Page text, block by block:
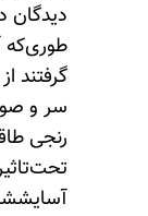
دیدگان
طوری‌که
سر و
رنجی